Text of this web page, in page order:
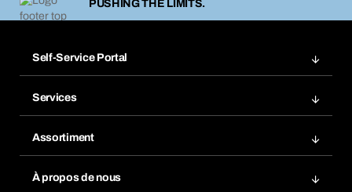
PUSHING THE LIMITS.
Self-Service Portal
Favoris
Réassort
Abonnement
Services
Base données produits chimiques
Assortiment
À propos de nous